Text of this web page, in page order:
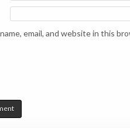
name, email, and website in this